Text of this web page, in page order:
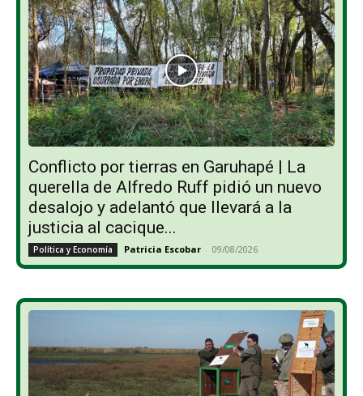
Conflicto por tierras en Garuhapé | La
querella de Alfredo Ruff pidió un nuevo
desalojo y adelantó que llevará a la
justicia al cacique...
Política y Economía Patricia Escobar - 09/08/2026